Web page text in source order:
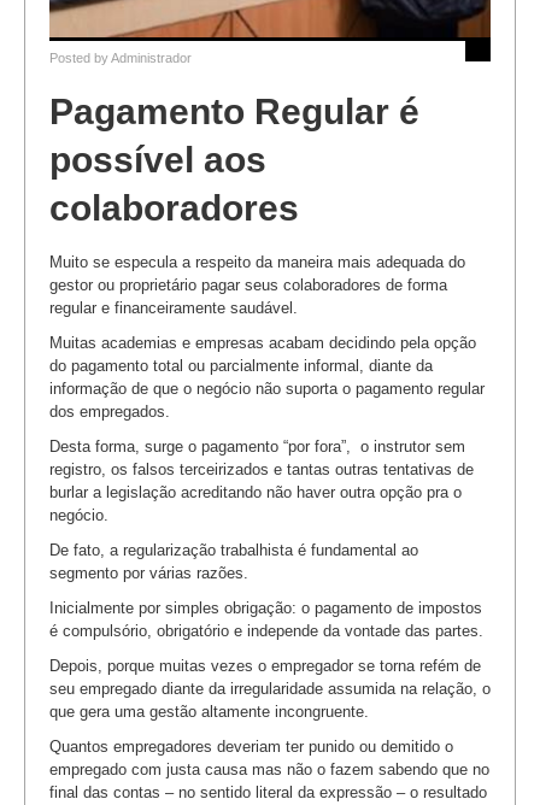
Posted byAdministrador
Pagamento Regular é
possível aos
colaboradores
Muito se especula a respeito da maneira mais adequada do
gestor ou proprietário pagar seus colaboradores de forma
regular e financeiramente saudável.
Muitas academias e empresas acabam decidindo pela opção
do pagamento total ou parcialmente informal, diante da
informação de que o negócio não suporta o pagamento regular
dos empregados.
Desta forma, surge o pagamento “por fora”, o instrutor sem
registro, os falsos terceirizados e tantas outras tentativas de
burlar a legislação acreditando não haver outra opção pra o
negócio.
De fato, a regularização trabalhista é fundamental ao
segmento por várias razões.
Inicialmente por simples obrigação: o pagamento de impostos
é compulsório, obrigatório e independe da vontade das partes.
Depois, porque muitas vezes o empregador se torna refém de
seu empregado diante da irregularidade assumida na relação, o
que gera uma gestão altamente incongruente.
Quantos empregadores deveriam ter punido ou demitido o
empregado com justa causa mas não o fazem sabendo que no
final das contas – no sentido literal da expressão – o resultado